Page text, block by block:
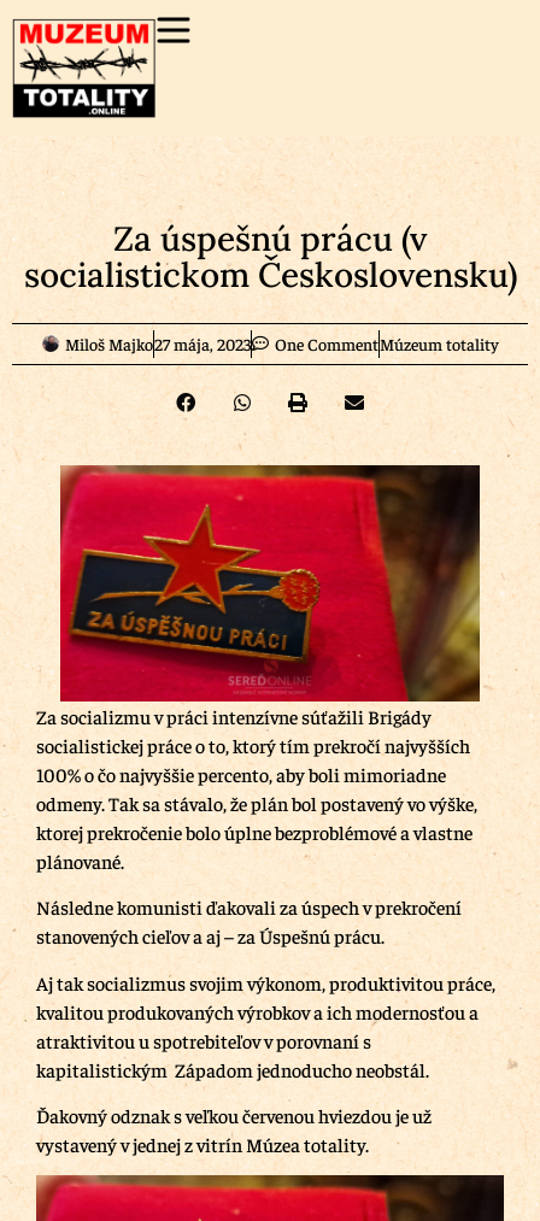
Za úspešnú prácu (v
socialistickom Československu)
Miloš Majko27 mája, 2023 One CommentMúzeum totality
Za socializmu v práci intenzívne súťažili Brigády
socialistickej práce o to, ktorý tím prekročí najvyšších
100% o čo najvyššie percento, aby boli mimoriadne
odmeny. Tak sa stávalo, že plán bol postavený vo výške,
ktorej prekročenie bolo úplne bezproblémové a vlastne
plánované.
Následne komunisti ďakovali za úspech v prekročení
stanovených cieľov a aj – za Úspešnú prácu.
Aj tak socializmus svojim výkonom, produktivitou práce,
kvalitou produkovaných výrobkov a ich modernosťou a
atraktivitou u spotrebiteľov v porovnaní s
kapitalistickým Západom jednoducho neobstál.
Ďakovný odznak s veľkou červenou hviezdou je už
vystavený v jednej z vitrín Múzea totality.